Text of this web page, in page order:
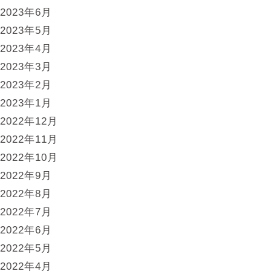
2023年6月
2023年5月
2023年4月
2023年3月
2023年2月
2023年1月
2022年12月
2022年11月
2022年10月
2022年9月
2022年8月
2022年7月
2022年6月
2022年5月
2022年4月